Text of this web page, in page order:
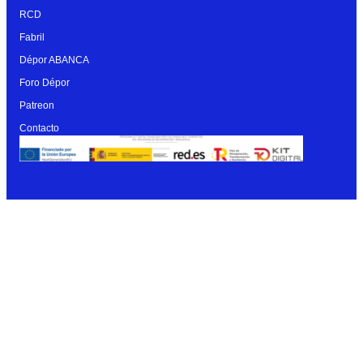
RCD
Fabril
Dépor ABANCA
Foro Dépor
Patreon
Contacto